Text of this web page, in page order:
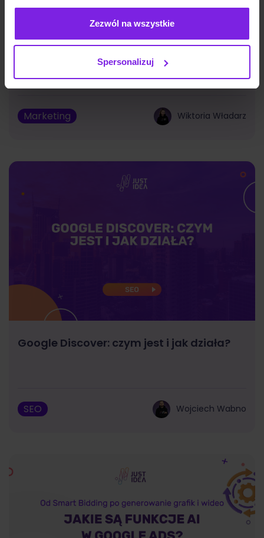
Zezwól na wszystkie
Spersonalizuj
Jakie są typy reklam Meta Ads? Formaty
Marketing Wiktoria Władarz
Google Discover: czym jest i jak działa?
SEO Wojciech Wabno